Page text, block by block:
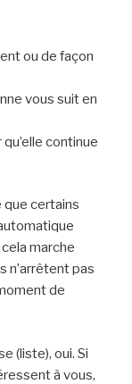
ou de façon
vous suit en
continue
que certains
marche
n’arrêtent pas
de
(liste), oui. Si
à vous,